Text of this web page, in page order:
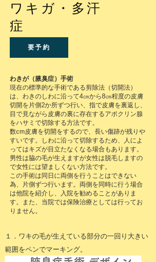
ワキガ・多汗
症
要予約
わきが（腋臭症）手術
現在の標準的な手術である剪除法（切開法）
は、わきのしわに沿って4㎝から8㎝程度の皮膚
切開を片側2か所ずつ行い、指で皮膚を裏返し、
目で見ながら皮膚の裏に存在するアポクリン腺
をハサミで切除する方法です。
数cm皮膚を切開をするので、長い傷跡が残りや
すいです。しわに沿って切除するため、人によ
ってはキズが目立たなくなる場合もあります。
男性は脇の毛が生えますが女性は脱毛しますの
で女性には望ましくない方法です。
この手術は同日に両側を行うことはできない
為、片側ずつ行います。両側を同時に行う場合
は他院を紹介し、入院を勧めることがありま
す。また、当院では保険治療としては行ってお
りません。
１．ワキの毛が生えている部分の一回り大きい
範囲をペンでマーキング。